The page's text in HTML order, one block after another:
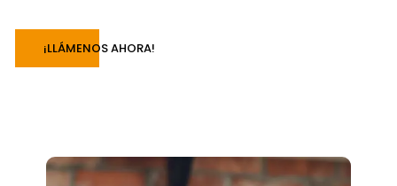
¡LLÁMENOS AHORA!